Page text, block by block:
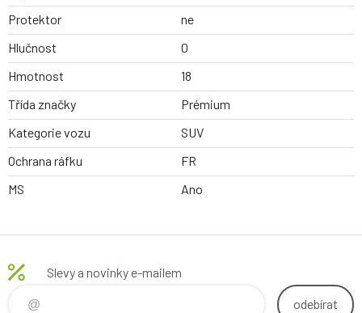
Protektor
ne
Hlučnost
0
Hmotnost
18
Třída značky
Prémium
Kategorie vozu
SUV
Ochrana ráfku
FR
MS
Ano
Slevy a novinky e-mailem
odebírat